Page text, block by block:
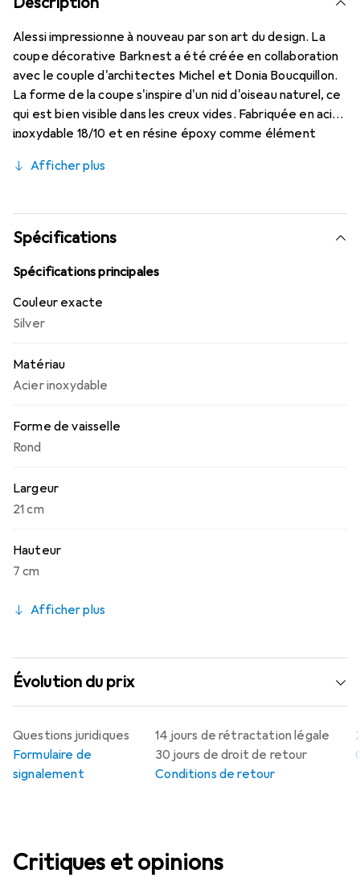
Alessi impressionne à nouveau par son art du design. La
coupe décorative Barknest a été créée en collaboration
avec le couple d'architectes Michel et Donia Boucquillon.
La forme de la coupe s'inspire d'un nid d'oiseau naturel, ce
qui est bien visible dans les creux vides. Fabriquée en acier
inoxydable 18/10 et en résine époxy comme élément
s'avère avant tout utile en tant que coupe à fruits
Afficher plus
Spécifications
Spécifications principales
Couleur exacte
Silver
Matériau
Acier inoxydable
Forme de vaisselle
Rond
Largeur
21 cm
Hauteur
7 cm
Afficher plus
Évolution du prix
14 jours de rétractation légale
30 jours de droit de retour
Conditions de retour
Questions juridiques
Formulaire de
signalement
Critiques et opinions